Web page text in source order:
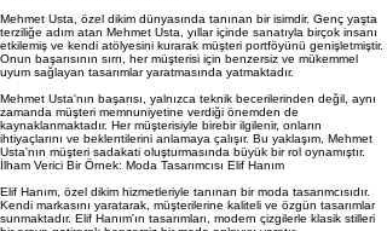
Mehmet Usta, özel dikim dünyasında tanınan bir isimdir. Genç yaşta
terziliğe adım atan Mehmet Usta, yıllar içinde sanatıyla birçok insanı
etkilemiş ve kendi atölyesini kurarak müşteri portföyünü genişletmiştir.
Onun başarısının sırrı, her müşterisi için benzersiz ve mükemmel
uyum sağlayan tasarımlar yaratmasında yatmaktadır.
Mehmet Usta'nın başarısı, yalnızca teknik becerilerinden değil, aynı
zamanda müşteri memnuniyetine verdiği önemden de
kaynaklanmaktadır. Her müşterisiyle birebir ilgilenir, onların
ihtiyaçlarını ve beklentilerini anlamaya çalışır. Bu yaklaşım, Mehmet
Usta'nın müşteri sadakati oluşturmasında büyük bir rol oynamıştır.
İlham Verici Bir Örnek: Moda Tasarımcısı Elif Hanım
Elif Hanım, özel dikim hizmetleriyle tanınan bir moda tasarımcısıdır.
Kendi markasını yaratarak, müşterilerine kaliteli ve özgün tasarımlar
sunmaktadır. Elif Hanım'ın tasarımları, modern çizgilerle klasik stilleri